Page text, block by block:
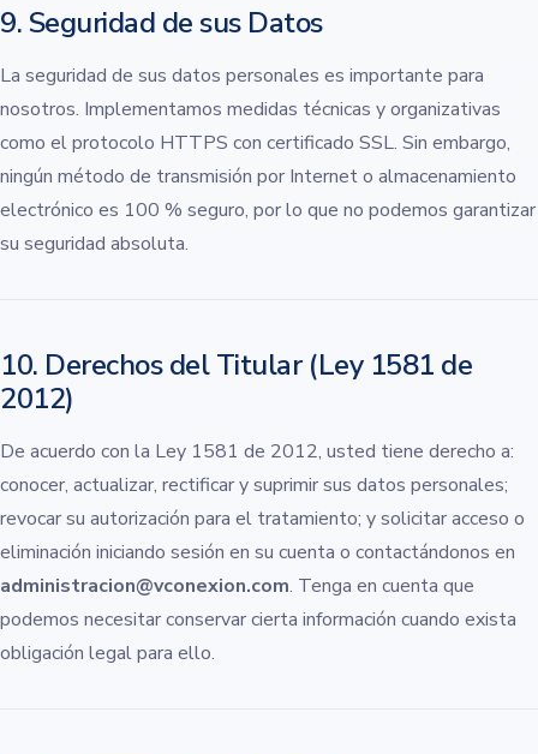
9. Seguridad de sus Datos
La seguridad de sus datos personales es importante para
nosotros. Implementamos medidas técnicas y organizativas
como el protocolo HTTPS con certificado SSL. Sin embargo,
ningún método de transmisión por Internet o almacenamiento
electrónico es 100 % seguro, por lo que no podemos garantizar
su seguridad absoluta.
10. Derechos del Titular (Ley 1581 de
2012)
De acuerdo con la Ley 1581 de 2012, usted tiene derecho a:
conocer, actualizar, rectificar y suprimir sus datos personales;
revocar su autorización para el tratamiento; y solicitar acceso o
eliminación iniciando sesión en su cuenta o contactándonos en
administracion@vconexion.com. Tenga en cuenta que
podemos necesitar conservar cierta información cuando exista
obligación legal para ello.